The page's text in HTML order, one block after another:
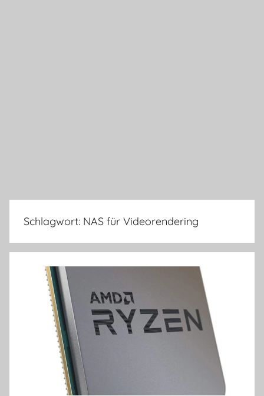
Schlagwort: NAS für Videorendering